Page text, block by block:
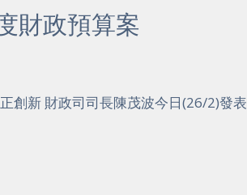
財政預算案
創新 財政司司長陳茂波今日(26/2)發表